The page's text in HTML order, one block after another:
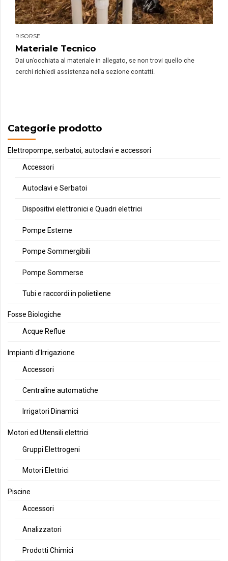
RISORSE
Materiale Tecnico
Dai un’occhiata al materiale in allegato, se non trovi quello che
cerchi richiedi assistenza nella sezione contatti.
Categorie prodotto
Elettropompe, serbatoi, autoclavi e accessori
Accessori
Autoclavi e Serbatoi
Dispositivi elettronici e Quadri elettrici
Pompe Esterne
Pompe Sommergibili
Pompe Sommerse
Tubi e raccordi in polietilene
Fosse Biologiche
Acque Reflue
Impianti d'Irrigazione
Accessori
Centraline automatiche
Irrigatori Dinamici
Motori ed Utensili elettrici
Gruppi Elettrogeni
Motori Elettrici
Piscine
Accessori
Analizzatori
Prodotti Chimici